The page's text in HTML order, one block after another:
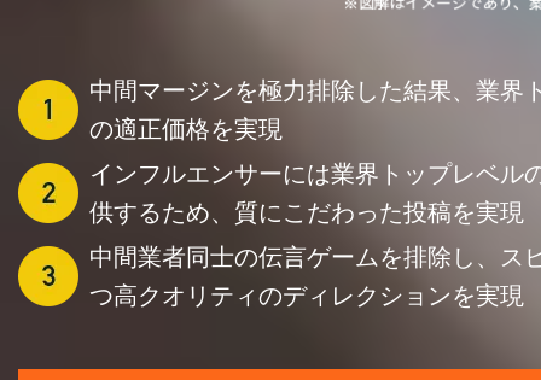
中間マージンを極力排除した結果、業界
の適正価格を実現
インフルエンサーには業界トップレベル
供するため、質にこだわった投稿を実現
中間業者同士の伝言ゲームを排除し、ス
つ高クオリティのディレクションを実現